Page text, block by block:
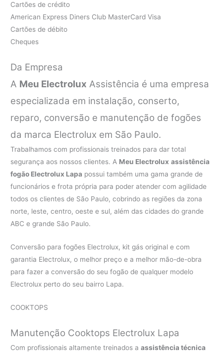
Cartões de crédito
American Express Diners Club MasterCard Visa
Cartões de débito
Cheques
Da Empresa
A Meu Electrolux Assistência é uma empresa
especializada em instalação, conserto,
reparo, conversão e manutenção de fogões
da marca Electrolux em São Paulo.
Trabalhamos com profissionais treinados para dar total
segurança aos nossos clientes. A Meu Electrolux assistência
fogão Electrolux Lapa possui também uma gama grande de
funcionários e frota própria para poder atender com agilidade
todos os clientes de São Paulo, cobrindo as regiões da zona
norte, leste, centro, oeste e sul, além das cidades do grande
ABC e grande São Paulo.
Conversão para fogões Electrolux, kit gás original e com
garantia Electrolux, o melhor preço e a melhor mão-de-obra
para fazer a conversão do seu fogão de qualquer modelo
Electrolux perto do seu bairro Lapa.
COOKTOPS
Manutenção Cooktops Electrolux Lapa
Com profissionais altamente treinados aassistência técnica